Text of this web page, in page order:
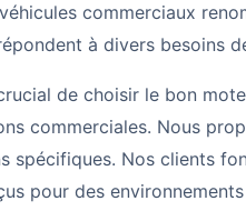
commerciaux
à divers besoins
de choisir le bon
commerciales. Nous
spécifiques. Nos clients
pour des